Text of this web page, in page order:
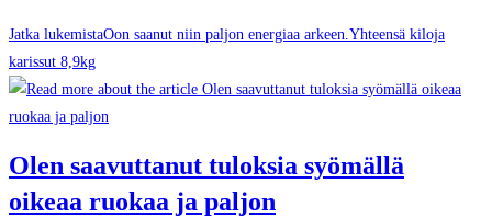
Jatka lukemistaOon saanut niin paljon energiaa arkeen.Yhteensä kiloja
karissut 8,9kg
Olen saavuttanut tuloksia syömällä
oikeaa ruokaa ja paljon